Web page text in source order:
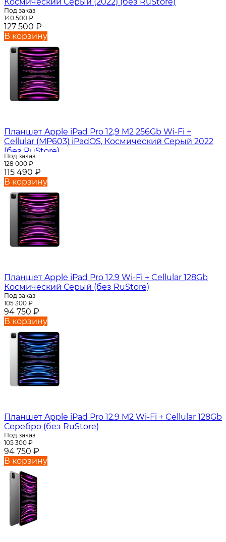
Под заказ
140 500 ₽
127 500 ₽
В корзину
Планшет Apple iPad Pro 12,9 M2 256Gb Wi-Fi +
Cellular (MP603) iPadOS, Космический Серый 2022
(без RuStore)
Под заказ
128 000 ₽
115 490 ₽
В корзину
Планшет Apple iPad Pro 12.9 Wi-Fi + Cellular 128Gb
Космический Серый (без RuStore)
Под заказ
105 300 ₽
94 750 ₽
В корзину
Планшет Apple iPad Pro 12.9 M2 Wi-Fi + Cellular 128Gb
Серебро (без RuStore)
Под заказ
105 300 ₽
94 750 ₽
В корзину